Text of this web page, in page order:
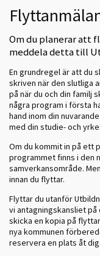
Om du planerar att
meddela detta till
En grundregel är att du
skriven när den slutliga
på när du och din familj
några program i första
hand inom din
med din studie- och
Om du kommit in på ett
programmet finns i den
samverkansområde.
innan du flyttar.
Flyttar du utanför
vi antagningskansliet
skicka en kopia på
nya kommunen
reservera en plats åt dig.